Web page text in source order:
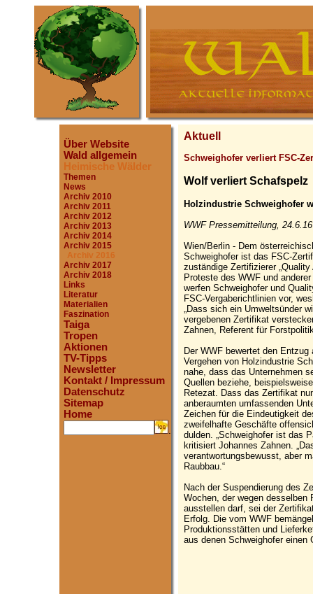
Über Website
Wald allgemein
Heimische Wälder
Themen
News
Archiv 2010
Archiv 2011
Archiv 2012
Archiv 2013
Archiv 2014
Archiv 2015
Archiv 2016
Archiv 2017
Archiv 2018
Links
Literatur
Materialien
Faszination
Taiga
Tropen
Aktionen
TV-Tipps
Newsletter
Kontakt / Impressum
Datenschutz
Sitemap
Home
.
Aktuell
Schweighofer verliert FSC-
Wolf verliert Schafspelz
Holzindustrie Schweighofer
WWF Pressemitteilung, 24.6.16
Wien/Berlin - Dem
Schweighofer ist das FSC-
zuständige Zertifizierer
Proteste des WWF und
werfen Schweighofer und
FSC-Vergaberichtlinien vor,
„Dass sich ein Umweltsünder
vergebenen Zertifikat
Zahnen, Referent für
Der WWF bewertet den
Vergehen von Holzindustrie
nahe, dass das Unternehmen
Quellen beziehe,
Retezat. Dass das Zertifikat
anberaumten umfassenden
Zeichen für die Eindeutigkeit
zweifelhafte Geschäfte
dulden. „Schweighofer ist das
kritisiert Johannes Zahnen.
verantwortungsbewusst, aber
Raubbau.“
Nach der Suspendierung des
Wochen, der wegen
ausstellen darf, sei der
Erfolg. Die vom WWF
Produktionsstätten und
aus denen Schweighofer